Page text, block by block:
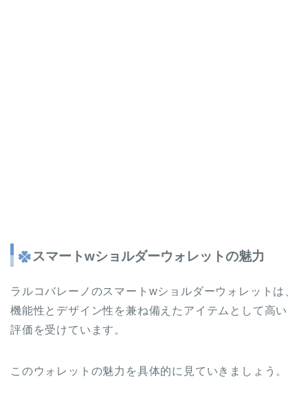
スマートwショルダーウォレットの魅力
ラルコバレーノのスマートwショルダーウォレットは、
機能性とデザイン性を兼ね備えたアイテムとして高い
評価を受けています。
このウォレットの魅力を具体的に見ていきましょう。